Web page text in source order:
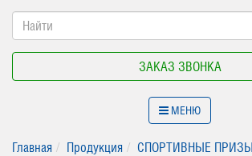
ЗАКАЗ ЗВОНКА
МЕНЮ
Главная Продукция
СПОРТИВНЫЕ